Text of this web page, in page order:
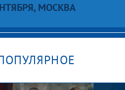
МОСКВА